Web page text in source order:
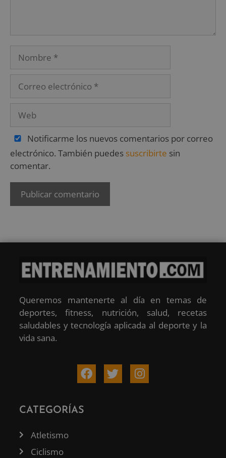
Notificarme los nuevos comentarios por correo
electrónico. También puedes suscribirte sin
comentar.
Queremos mantenerte al día en temas de
deportes, fitness, nutrición, salud, recetas
saludables y tecnología aplicada al deporte y la
vida sana.
CATEGORÍAS
Atletismo
Ciclismo